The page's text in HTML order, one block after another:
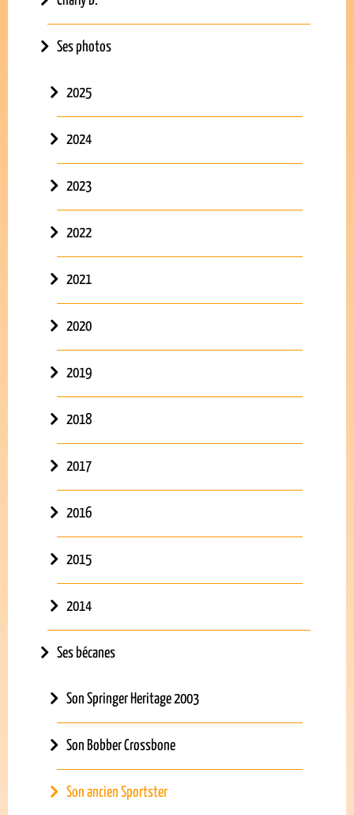
Ses photos
2025
2024
2023
2022
2021
2020
2019
2018
2017
2016
2015
2014
Ses bécanes
Son Springer Heritage 2003
Son Bobber Crossbone
Son ancien Sportster